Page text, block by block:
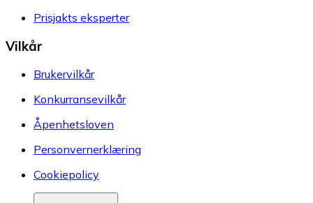
Prisjakts eksperter
Vilkår
Brukervilkår
Konkurransevilkår
Åpenhetsloven
Personvernerklæring
Cookiepolicy